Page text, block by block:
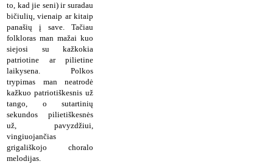
to, kad jie seni) ir suradau
bičiulių, vienaip ar kitaip
panašių į save. Tačiau
folkloras man mažai kuo
siejosi su kažkokia
patriotine ar pilietine
laikysena. Polkos
trypimas man neatrodė
kažkuo patriotiškesnis už
tango, o sutartinių
sekundos pilietiškesnės
už, pavyzdžiui,
vingiuojančias
grigališkojo choralo
melodijas.